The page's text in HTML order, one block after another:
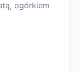
ogórkiem